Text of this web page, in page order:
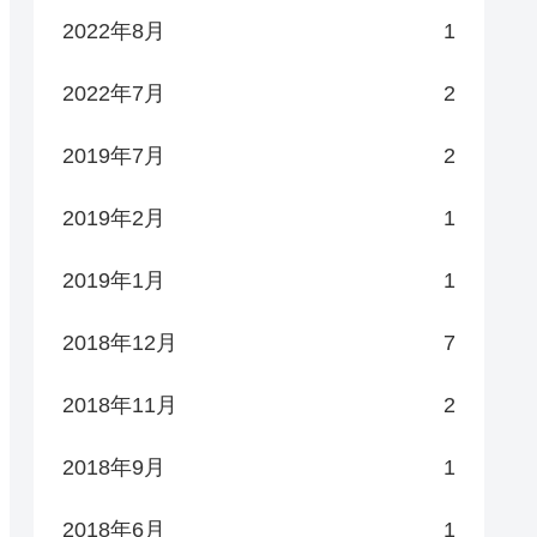
2022年8月 1
2022年7月 2
2019年7月 2
2019年2月 1
2019年1月 1
2018年12月 7
2018年11月 2
2018年9月 1
2018年6月 1